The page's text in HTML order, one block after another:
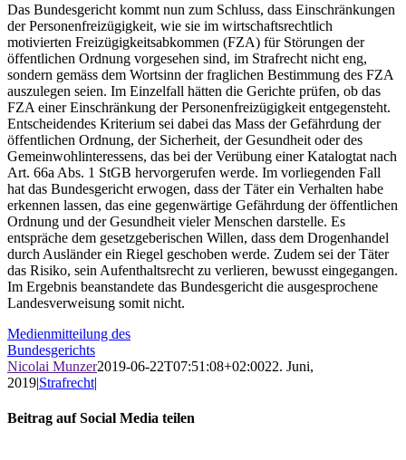
Das Bundesgericht kommt nun zum Schluss, dass Einschränkungen
der Personenfreizügigkeit, wie sie im wirtschaftsrechtlich
motivierten Freizügigkeitsabkommen (FZA) für Störungen der
öffentlichen Ordnung vorgesehen sind, im Strafrecht nicht eng,
sondern gemäss dem Wortsinn der fraglichen Bestimmung des FZA
auszulegen seien. Im Einzelfall hätten die Gerichte prüfen, ob das
FZA einer Einschränkung der Personenfreizügigkeit entgegensteht.
Entscheidendes Kriterium sei dabei das Mass der Gefährdung der
öffentlichen Ordnung, der Sicherheit, der Gesundheit oder des
Gemeinwohlinteressens, das bei der Verübung einer Katalogtat nach
Art. 66a Abs. 1 StGB hervorgerufen werde. Im vorliegenden Fall
hat das Bundesgericht erwogen, dass der Täter ein Verhalten habe
erkennen lassen, das eine gegenwärtige Gefährdung der öffentlichen
Ordnung und der Gesundheit vieler Menschen darstelle. Es
entspräche dem gesetzgeberischen Willen, dass dem Drogenhandel
durch Ausländer ein Riegel geschoben werde. Zudem sei der Täter
das Risiko, sein Aufenthaltsrecht zu verlieren, bewusst eingegangen.
Im Ergebnis beanstandete das Bundesgericht die ausgesprochene
Landesverweisung somit nicht.
Medienmitteilung des
Bundesgerichts
Nicolai Munzer2019-06-22T07:51:08+02:0022. Juni,
2019|Strafrecht|
Beitrag auf Social Media teilen